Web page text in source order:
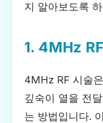
지 알아보도록
1. 4MHz
4MHz RF 시술
깊숙이 열을 전
는 방법입니다.